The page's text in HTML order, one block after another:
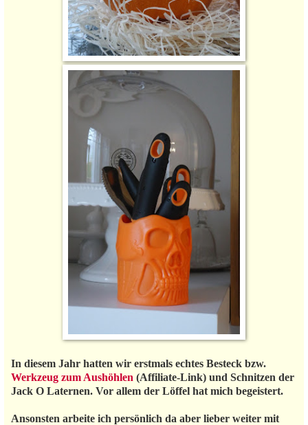
In diesem Jahr hatten wir erstmals echtes Besteck bzw.
Werkzeug zum Aushöhlen (Affiliate-Link) und Schnitzen der
Jack O Laternen. Vor allem der Löffel hat mich begeistert.
Ansonsten arbeite ich persönlich da aber lieber weiter mit